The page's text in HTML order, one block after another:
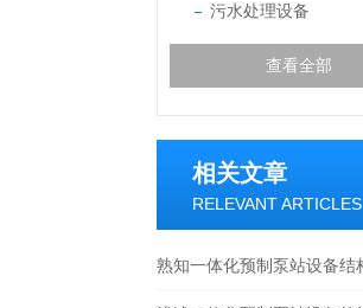
污水处理设备
查看全部
相关文章
RELEVANT ARTICLES